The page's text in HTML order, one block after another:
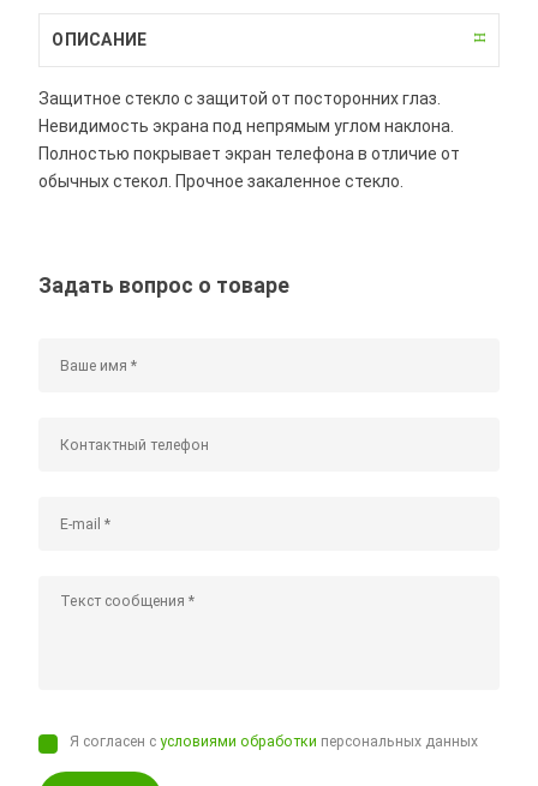
ОПИСАНИЕ
Защитное стекло с защитой от посторонних глаз.
Невидимость экрана под непрямым углом наклона.
Полностью покрывает экран телефона в отличие от
обычных стекол. Прочное закаленное стекло.
Задать вопрос о товаре
Я согласен сусловиями обработки персональных данных